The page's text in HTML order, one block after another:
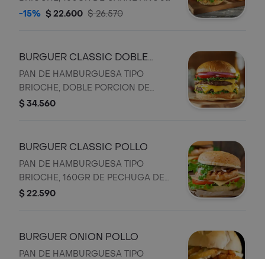
KETCHUP
ARTESANAL, TOCINETA, QUESO
ASIATICO, PEPINILLO, MAIZ DULCE,
SALSA KETCHUP
-15% $ 22.600 $ 26.570
BURGUER CLASSIC DOBLE
CARNE
PAN DE HAMBURGUESA TIPO
BRIOCHE, DOBLE PORCION DE
160GR DE CARNE ANGUS
CEBOLLA CARAMELIZADA,
TOMATE, SALSA DE AJO Y SALSA
KETCHUP
$ 34.560
BURGUER CLASSIC POLLO
PAN DE HAMBURGUESA TIPO
BRIOCHE, 160GR DE PECHUGA DE
POLLO GRILLE, TOCINETA, QUESO
PEPINILLO, MAIZ DULCE, LECHUGA,
$ 22.590
BURGUER ONION POLLO
PAN DE HAMBURGUESA TIPO